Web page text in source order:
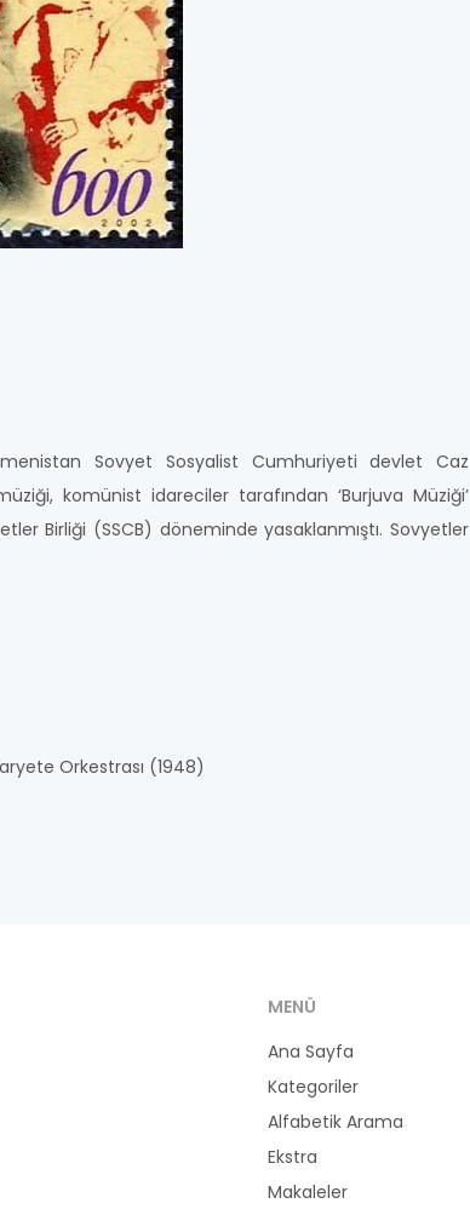
Sovyet Sosyalist Cumhuriyeti devlet Caz
komünist idareciler tarafından ‘Burjuva Müziği’
Birliği (SSCB) döneminde yasaklanmıştı. Sovyetler
Orkestrası (1948)
MENÜ
Ana Sayfa
Kategoriler
Alfabetik Arama
Ekstra
Makaleler